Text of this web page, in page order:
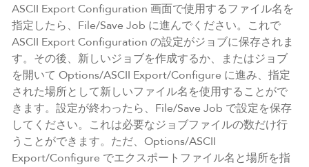
ASCII Export Configuration 画面で使用するファイル名を
指定したら、File/Save Job に進んでください。これで
ASCII Export Configuration の設定がジョブに保存されま
す。その後、新しいジョブを作成するか、またはジョブ
を開いて Options/ASCII Export/Configure に進み、指定
された場所として新しいファイル名を使用することがで
きます。設定が終わったら、File/Save Job で設定を保存
してください。これは必要なジョブファイルの数だけ行
うことができます。ただ、Options/ASCII
Export/Configure でエクスポートファイル名と場所を指